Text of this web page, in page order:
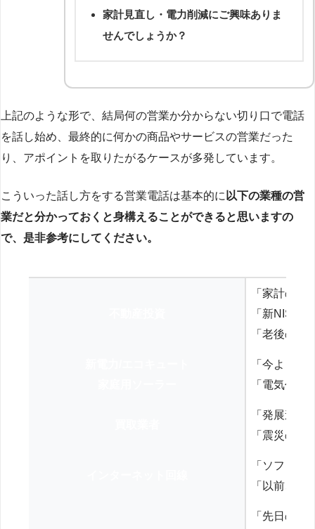
家計見直し・電力削減にご興味ありま
せんでしょうか？
上記のような形で、結局何の営業か分からない切り口で電話
を話し始め、最終的に何かの商品やサービスの営業だった
り、アポイントを取りたがるケースが多発しています。
こういった話し方をする営業電話は基本的に 以下の業種の営
業だと分かっておくと身構えることができると思いますの
で、是非参考にしてください。
「家計の見
「新NISA
「老後の
「今より
「電気代を
「発展途
「震災の
「ソフト
「以前、
「先日の